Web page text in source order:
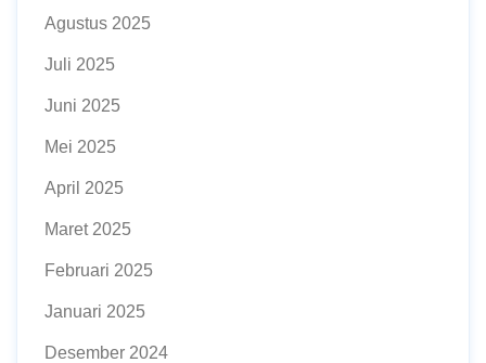
Agustus 2025
Juli 2025
Juni 2025
Mei 2025
April 2025
Maret 2025
Februari 2025
Januari 2025
Desember 2024